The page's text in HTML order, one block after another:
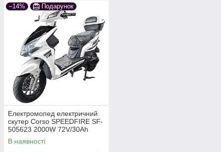
–14% Подарунок
Електромопед електричний
скутер Corso SPEEDFIRE SF-
505623 2000W 72V/30Ah
білий
В наявності